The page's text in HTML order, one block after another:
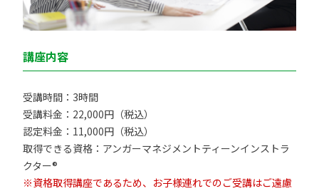
講座内容
受講時間：3時間
受講料金：22,000円（税込）
認定料金：11,000円（税込）
取得できる資格：アンガーマネジメントティーンインストラ
クター®
※資格取得講座であるため、お子様連れでのご受講はご遠慮